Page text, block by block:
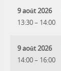
9 août 2026
13:30– 14:00
9 août 2026
14:00– 16:00